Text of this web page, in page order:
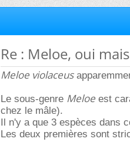
Re : Meloe, oui
Meloe violaceus
Le sous-genre Meloe est
chez le mâle).
Il n'y a que 3 espèces dans
Les deux premières sont